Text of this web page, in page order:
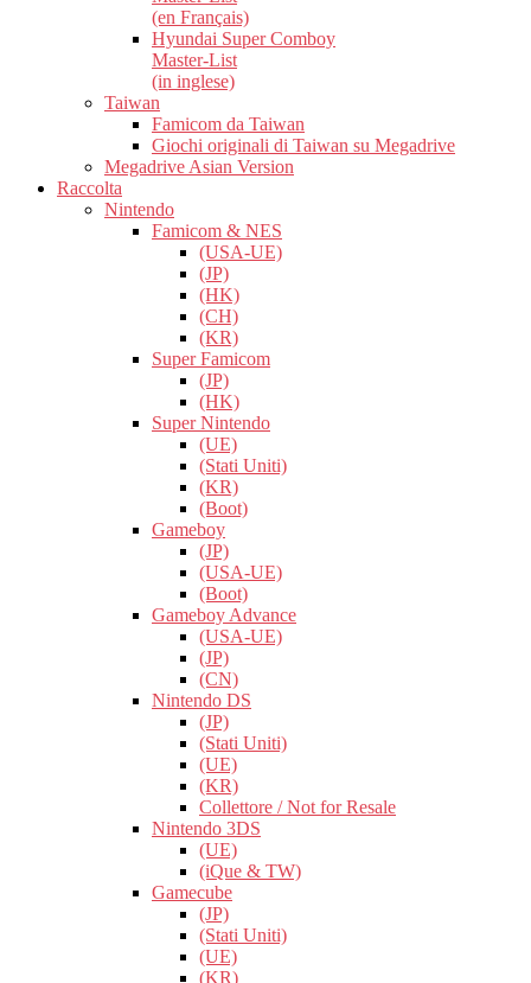
(en Français)
Hyundai Super Comboy
Master-List
(in inglese)
Taiwan
Famicom da Taiwan
Giochi originali di Taiwan su Megadrive
Megadrive Asian Version
Raccolta
Nintendo
Famicom & NES
(USA-UE)
(JP)
(HK)
(CH)
(KR)
Super Famicom
(JP)
(HK)
Super Nintendo
(UE)
(Stati Uniti)
(KR)
(Boot)
Gameboy
(JP)
(USA-UE)
(Boot)
Gameboy Advance
(USA-UE)
(JP)
(CN)
Nintendo DS
(JP)
(Stati Uniti)
(UE)
(KR)
Collettore / Not for Resale
Nintendo 3DS
(UE)
(iQue & TW)
Gamecube
(JP)
(Stati Uniti)
(UE)
(KR)